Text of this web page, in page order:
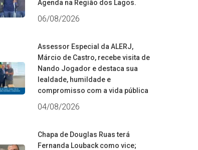
Agenda na Região dos Lagos.
06/08/2026
Assessor Especial da ALERJ,
Márcio de Castro, recebe visita de
Nando Jogador e destaca sua
lealdade, humildade e
compromisso com a vida pública
04/08/2026
Chapa de Douglas Ruas terá
Fernanda Louback como vice;